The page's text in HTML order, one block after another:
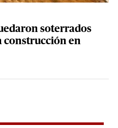
soterrados
construcción en